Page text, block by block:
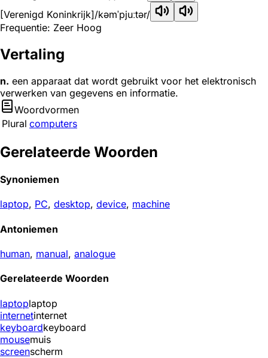
[Verenigd Koninkrijk]/kəmˈpjuːtər/
Frequentie: Zeer Hoog
Vertaling
n. een apparaat dat wordt gebruikt voor het elektronisch
verwerken van gegevens en informatie.
Woordvormen
Plural computers
Gerelateerde Woorden
Synoniemen
laptop, PC, desktop, device, machine
Antoniemen
human, manual, analogue
Gerelateerde Woorden
laptoplaptop
internetinternet
keyboardkeyboard
mousemuis
screenscherm